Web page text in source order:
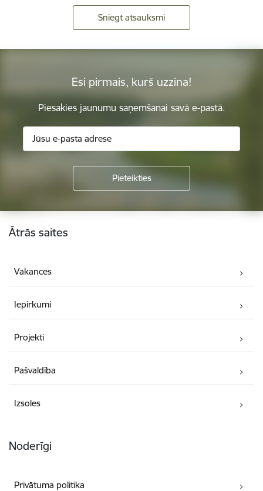
Sniegt atsauksmi
Esi pirmais, kurš uzzina!
Piesakies jaunumu saņemšanai savā e-pastā.
Kājene
Ātrās saites
Vakances
Iepirkumi
Projekti
Pašvaldība
Izsoles
Noderīgi
Privātuma politika